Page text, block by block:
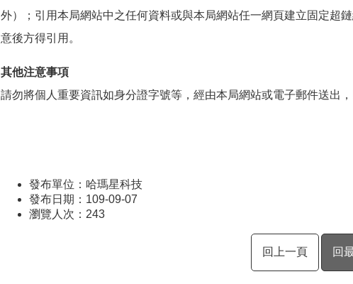
外）；引用本局網站中之任何資料或與本局網站任一網頁建立固定超
意後方得引用。
其他注意事項
請勿將個人重要資訊如身分證字號等，經由本局網站或電子郵件送出，
發布單位：哈瑪星科技
發布日期：109-09-07
瀏覽人次： 243
回上一頁 回